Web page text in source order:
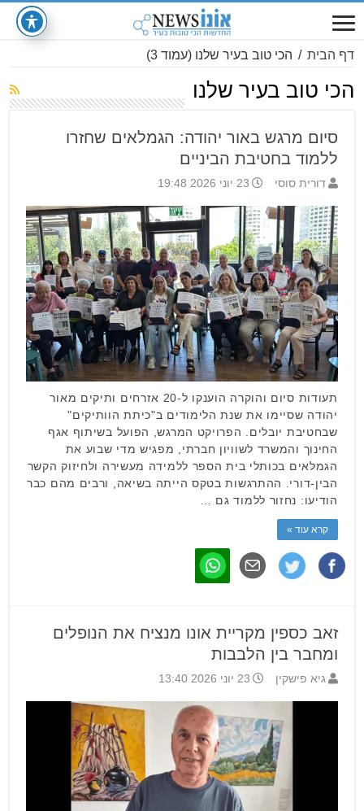
דף הבית / הכי טוב בעיר שלנו (עמוד 3)
הכי טוב בעיר שלנו
סיום מרגש באור יהודה: הגמלאים שחזרו
ללמוד בחטיבת הביניים
דורית סוסי 23 יוני 2026 19:48
תעודות סיום והוקרה הוענקו ל-20 אזרחים ותיקים מאור
יהודה שסיימו את שנת הלימודים ב"כיתת הוותיקים"
שבחטיבת יובלים. הפרויקט המרגש, הפועל בשיתוף אגף
החינוך והמשרד לשוויון חברתי, מפגיש מדי שבוע את
הגמלאים בכותלי בית הספר ללמידה מעשירה ולחיזוק הקשר
הבין-דורי. ההתרגשות בטקס הייתה בשיאה, ורבים מהם כבר
הודיעו: נחזור ללמוד גם …
קרא עוד »
זאב כספין מקריית אונו מנציח את הנופלים
ומחבר בין הלבבות
גיא פישקין 23 יוני 2026 13:40